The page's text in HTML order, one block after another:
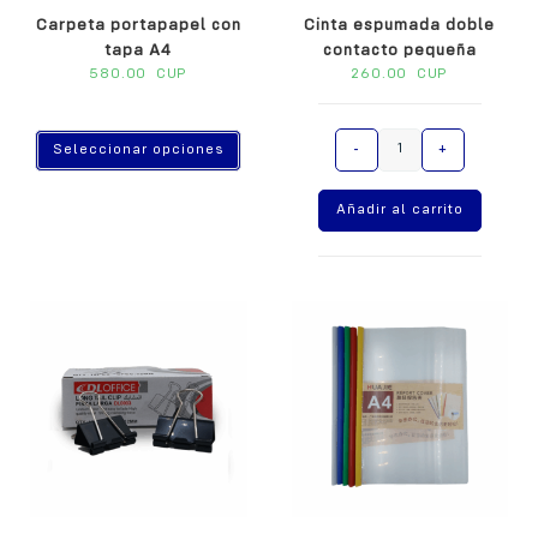
Carpeta portapapel con
tapa A4
580.00 CUP
Seleccionar opciones
Cinta espumada doble
contacto pequeña
260.00 CUP
- +
Añadir al carrito
A
t
e
e
: